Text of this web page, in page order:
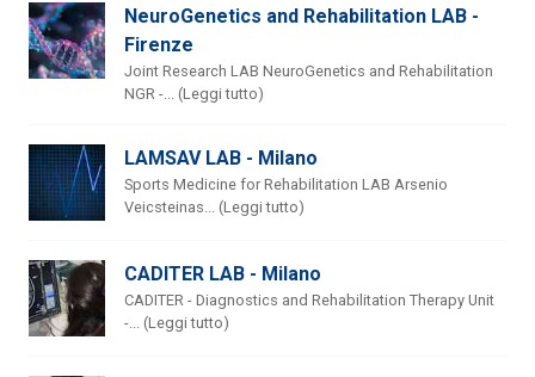
NeuroGenetics and Rehabilitation LAB -
Firenze
Joint Research LAB NeuroGenetics and Rehabilitation
NGR -... (Leggi tutto)
LAMSAV LAB - Milano
Sports Medicine for Rehabilitation LAB Arsenio
Veicsteinas... (Leggi tutto)
CADITER LAB - Milano
CADITER - Diagnostics and Rehabilitation Therapy Unit
-... (Leggi tutto)